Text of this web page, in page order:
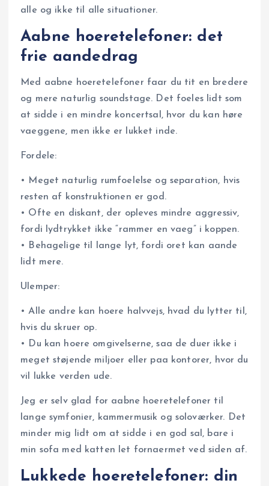
alle og ikke til alle situationer.
Aabne hoeretelefoner: det
frie aandedrag
Med aabne hoeretelefoner faar du tit en bredere
og mere naturlig soundstage. Det foeles lidt som
at sidde i en mindre koncertsal, hvor du kan høre
vaeggene, men ikke er lukket inde.
Fordele:
• Meget naturlig rumfoelelse og separation, hvis
resten af konstruktionen er god.
• Ofte en diskant, der opleves mindre aggressiv,
fordi lydtrykket ikke “rammer en vaeg” i koppen.
• Behagelige til lange lyt, fordi oret kan aande
lidt mere.
Ulemper:
• Alle andre kan hoere halvvejs, hvad du lytter til,
hvis du skruer op.
• Du kan hoere omgivelserne, saa de duer ikke i
meget støjende miljoer eller paa kontorer, hvor du
vil lukke verden ude.
Jeg er selv glad for aabne hoeretelefoner til
lange symfonier, kammermusik og soloværker. Det
minder mig lidt om at sidde i en god sal, bare i
min sofa med katten let fornaermet ved siden af.
Lukkede hoeretelefoner: din